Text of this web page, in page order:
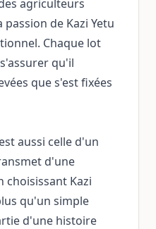
agriculteurs
de Kazi Yetu
Chaque lot
qu'il
que s'est fixées
aussi celle d'un
d'une
choisissant Kazi
qu'un simple
d'une histoire